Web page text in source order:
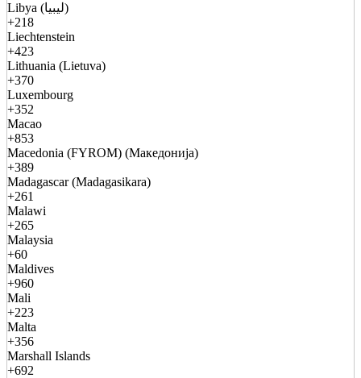
Libya (ليبيا)
+218
Liechtenstein
+423
Lithuania (Lietuva)
+370
Luxembourg
+352
Macao
+853
Macedonia (FYROM) (Македонија)
+389
Madagascar (Madagasikara)
+261
Malawi
+265
Malaysia
+60
Maldives
+960
Mali
+223
Malta
+356
Marshall Islands
+692